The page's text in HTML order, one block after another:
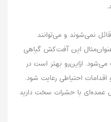
نمی‌شوند و می‌توانند
این آفت‌کش گیاهی
ازاین‌رو بهتر است در
احتیاطی رعایت شود.
عمده‌ای با حشرات سخت دارید